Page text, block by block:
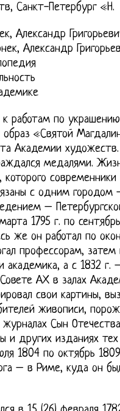
Санкт-Петербург «Н.
Александр
Александр
работам по украшению
образ «Святой
Академии
медалями.
с одним городом
–
1795 г. по
же он работал по
профессорам, затем
академика, а с 1832 г.
АХ в залах
свои картины,
живописи,
Сын
и других изданиях
1804 по октябрь
– в Риме, куда он